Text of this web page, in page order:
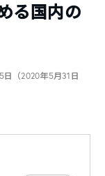
る国内の
日（2020年5月31日